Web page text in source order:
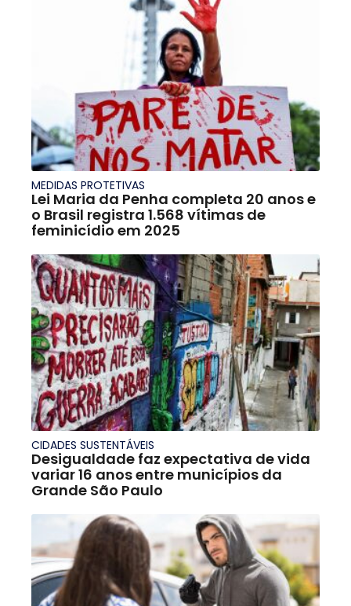
MEDIDAS PROTETIVAS
Lei Maria da Penha completa 20 anos e
o Brasil registra 1.568 vítimas de
feminicídio em 2025
CIDADES SUSTENTÁVEIS
Desigualdade faz expectativa de vida
variar 16 anos entre municípios da
Grande São Paulo